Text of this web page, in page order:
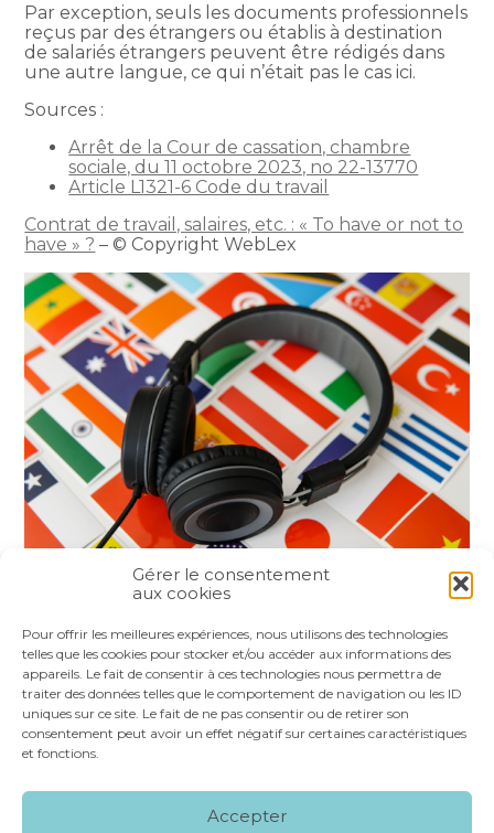
Gérer le consentement
aux cookies
Pour offrir les meilleures expériences, nous utilisons des technologies
telles que les cookies pour stocker et/ou accéder aux informations des
appareils. Le fait de consentir à ces technologies nous permettra de
traiter des données telles que le comportement de navigation ou les ID
uniques sur ce site. Le fait de ne pas consentir ou de retirer son
consentement peut avoir un effet négatif sur certaines caractéristiques
et fonctions.
Accepter
Par exception, seuls les documents professionnels
reçus par des étrangers ou établis à destination
de salariés étrangers peuvent être rédigés dans
une autre langue, ce qui n’était pas le cas ici.
Sources :
Arrêt de la Cour de cassation, chambre
sociale, du 11 octobre 2023, no 22-13770
Article L1321-6 Code du travail
Contrat de travail, salaires, etc. : « To have or not to
have » ? – © Copyright WebLex
FaceBook
TwitterLinkedIn
Footer
NOS SERVICES